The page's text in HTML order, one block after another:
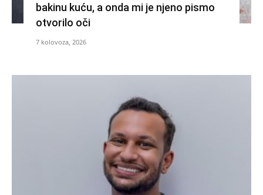
bakinu kuću, a onda mi je njeno pismo
otvorilo oči
7 kolovoza, 2026